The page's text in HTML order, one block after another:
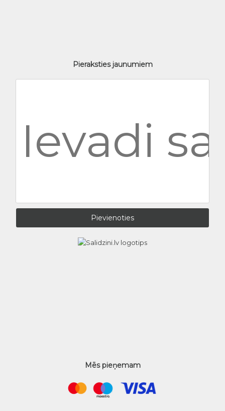
Pieraksties jaunumiem
Mēs pieņemam